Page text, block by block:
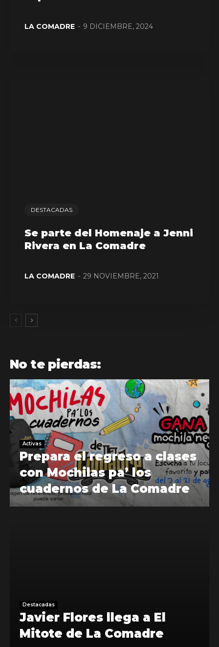
LA COMADRE - 9 DICIEMBRE, 2024
DESTACADAS
Se parte del Homenaje a Jenni
Rivera en La Comadre
LA COMADRE - 29 NOVIEMBRE, 2021
No te pierdas:
Activas
Prepara el regreso a clases
con Mochilas pa’ los
cuadernos de La Comadre
Destacadas
Javier Flores llega a El
Mitote de La Comadre